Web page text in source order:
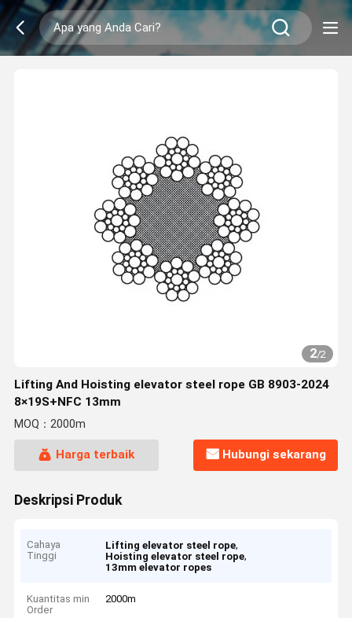
2/2
Lifting And Hoisting elevator steel rope GB 8903-2024
8×19S+NFC 13mm
MOQ：2000m
Harga terbaik Hubungi sekarang
Deskripsi Produk
Cahaya
Tinggi
Lifting elevator steel rope,
Hoisting elevator steel rope,
13mm elevator ropes
Kuantitas min
Order
2000m